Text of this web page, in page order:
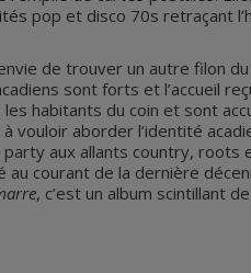
pop et disco 70s retraçant
de trouver un autre filon
sont forts et l’accueil
habitants du coin et sont
aborder l’identité
party aux allants country, roots
courant de la dernière
, c’est un album scintillant